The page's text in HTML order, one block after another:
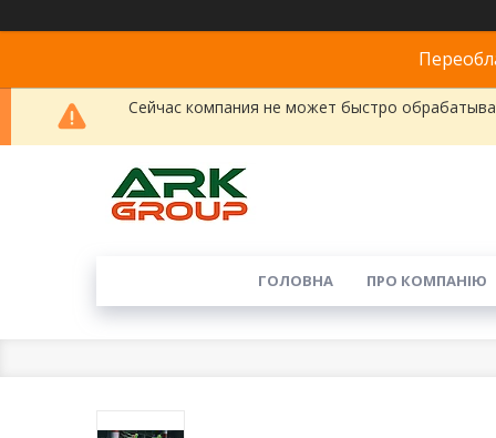
Сейчас компания не может быстро
ГОЛОВНА ПРО КОМПАНІЮ